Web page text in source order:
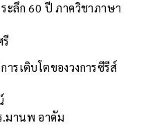
ะลึก 60 ปี ภาควิชาภาษา
รี
ารเติบโตของวงการซีรีส์
.มานพ อาดัม